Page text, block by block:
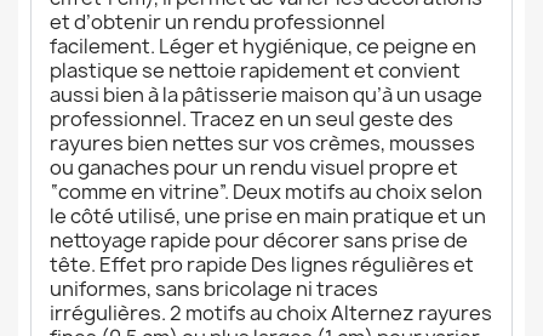
et d’obtenir un rendu professionnel
facilement. Léger et hygiénique, ce peigne en
plastique se nettoie rapidement et convient
aussi bien à la pâtisserie maison qu’à un usage
professionnel. Tracez en un seul geste des
rayures bien nettes sur vos crèmes, mousses
ou ganaches pour un rendu visuel propre et
“comme en vitrine”. Deux motifs au choix selon
le côté utilisé, une prise en main pratique et un
nettoyage rapide pour décorer sans prise de
tête. Effet pro rapide Des lignes régulières et
uniformes, sans bricolage ni traces
irrégulières. 2 motifs au choix Alternez rayures